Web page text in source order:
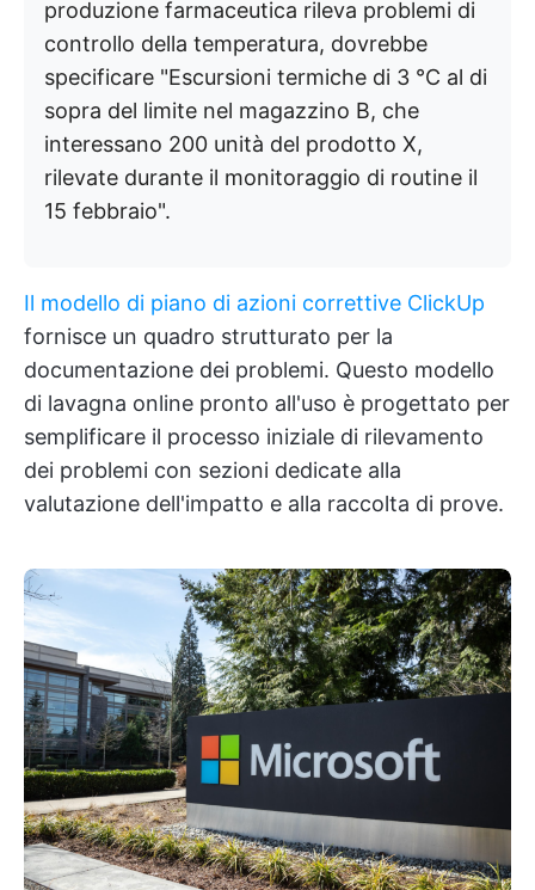
produzione farmaceutica rileva problemi di
controllo della temperatura, dovrebbe
specificare "Escursioni termiche di 3 °C al di
sopra del limite nel magazzino B, che
interessano 200 unità del prodotto X,
rilevate durante il monitoraggio di routine il
15 febbraio".
Il modello di piano di azioni correttive ClickUp
fornisce un quadro strutturato per la
documentazione dei problemi. Questo modello
di lavagna online pronto all'uso è progettato per
semplificare il processo iniziale di rilevamento
dei problemi con sezioni dedicate alla
valutazione dell'impatto e alla raccolta di prove.